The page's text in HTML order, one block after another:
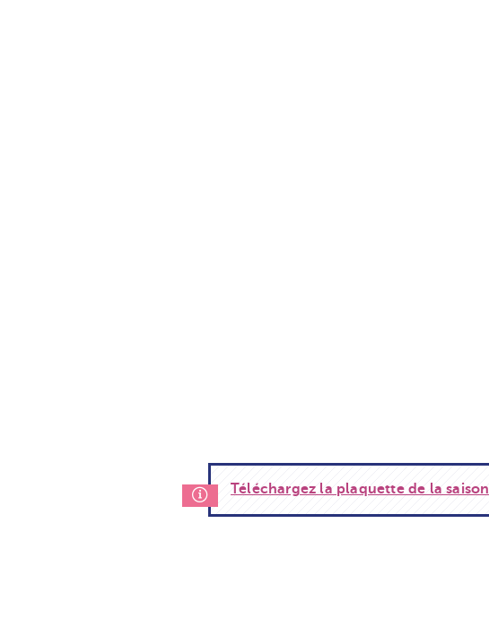
Téléchargez la plaquette de la saison